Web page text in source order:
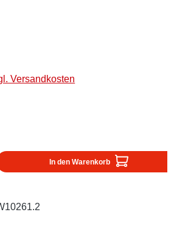
Versandkosten
Gib den gewünschten
In den Warenkorb